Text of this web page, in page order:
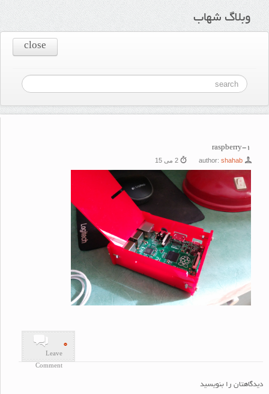
وبلاگ شهاب
close
raspberry-1
author:shahab
Leave
Comment
را بنویسید